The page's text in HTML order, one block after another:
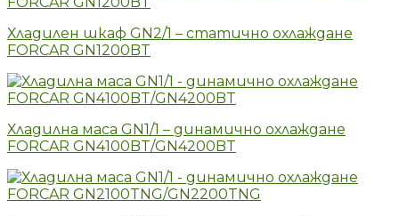
Хладилен шкаф GN2/1 – статично охлаждане
FORCAR GN1200BT
Хладилна маса GN1/1 – динамично охлаждане
FORCAR GN4100BT/GN4200BT